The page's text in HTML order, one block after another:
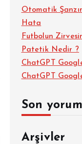
Otomatik
Hata
Futbolun
Patetik Nedir ?
ChatGPT
ChatGPT
Son
Arşivler